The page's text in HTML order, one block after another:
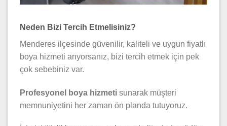
Neden Bizi Tercih Etmelisiniz?
Menderes ilçesinde güvenilir, kaliteli ve uygun fiyatlı
boya hizmeti arıyorsanız, bizi tercih etmek için pek
çok sebebiniz var.
Profesyonel boya hizmeti sunarak müşteri
memnuniyetini her zaman ön planda tutuyoruz.